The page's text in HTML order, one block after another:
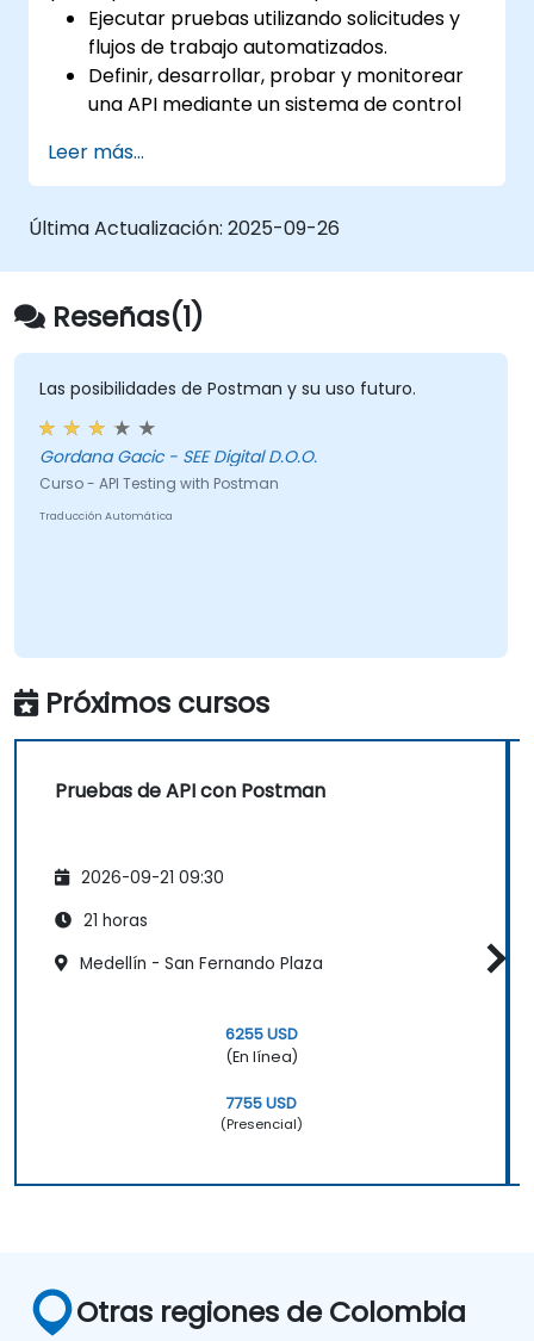
Ejecutar pruebas utilizando solicitudes y
flujos de trabajo automatizados.
Definir, desarrollar, probar y monitorear
una API mediante un sistema de control
Generar datos dinámicos dentro de una
solicitud.
Documentar y organizar las pruebas en
equipo.
Leer más...
Última Actualización: 2025-09-26
Reseñas(1)
Las posibilidades de Postman y su uso futuro.
Gordana Gacic - SEE Digital D.O.O.
Curso - API Testing with Postman
Traducción Automática
Próximos cursos
Pruebas de API con Postman
2026-09-21 09:30
21 horas
Medellín - San Fernando Plaza
6255 USD
(En línea)
7755 USD
(Presencial)
Otras regiones de Colombia